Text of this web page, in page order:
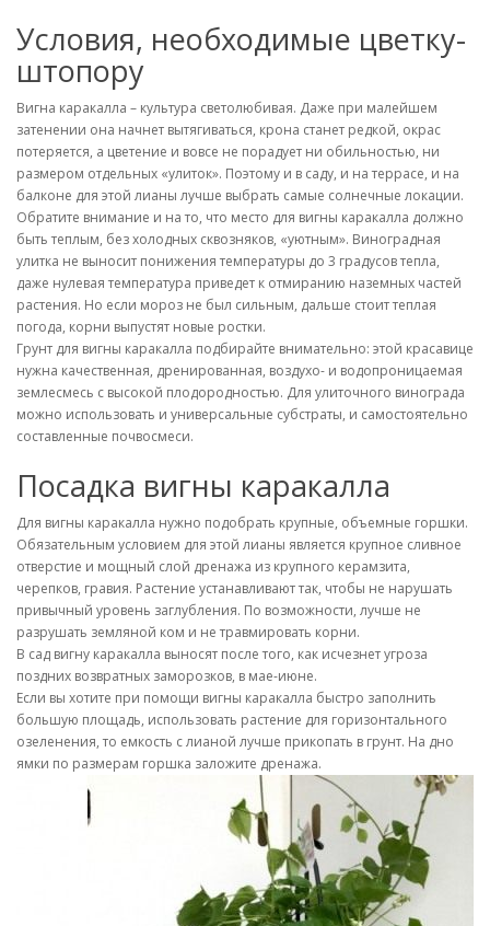
Условия, необходимые цветку-
штопору
Вигна каракалла – культура светолюбивая. Даже при малейшем
затенении она начнет вытягиваться, крона станет редкой, окрас
потеряется, а цветение и вовсе не порадует ни обильностью, ни
размером отдельных «улиток». Поэтому и в саду, и на террасе, и на
балконе для этой лианы лучше выбрать самые солнечные локации.
Обратите внимание и на то, что место для вигны каракалла должно
быть теплым, без холодных сквозняков, «уютным». Виноградная
улитка не выносит понижения температуры до 3 градусов тепла,
даже нулевая температура приведет к отмиранию наземных частей
растения. Но если мороз не был сильным, дальше стоит теплая
погода, корни выпустят новые ростки.
Грунт для вигны каракалла подбирайте внимательно: этой красавице
нужна качественная, дренированная, воздухо- и водопроницаемая
землесмесь с высокой плодородностью. Для улиточного винограда
можно использовать и универсальные субстраты, и самостоятельно
составленные почвосмеси.
Посадка вигны каракалла
Для вигны каракалла нужно подобрать крупные, объемные горшки.
Обязательным условием для этой лианы является крупное сливное
отверстие и мощный слой дренажа из крупного керамзита,
черепков, гравия. Растение устанавливают так, чтобы не нарушать
привычный уровень заглубления. По возможности, лучше не
разрушать земляной ком и не травмировать корни.
В сад вигну каракалла выносят после того, как исчезнет угроза
поздних возвратных заморозков, в мае-июне.
Если вы хотите при помощи вигны каракалла быстро заполнить
большую площадь, использовать растение для горизонтального
озеленения, то емкость с лианой лучше прикопать в грунт. На дно
ямки по размерам горшка заложите дренажа.